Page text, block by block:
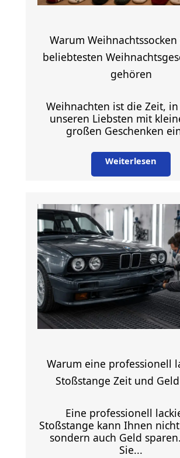
Warum
beliebtesten
gehören
Weihnachten ist die Zeit,
unseren Liebsten mit
großen Geschenken
Weiterlesen
Warum eine professionell
Stoßstange Zeit und
Eine professionell
Stoßstange kann Ihnen
sondern auch Geld
Sie...